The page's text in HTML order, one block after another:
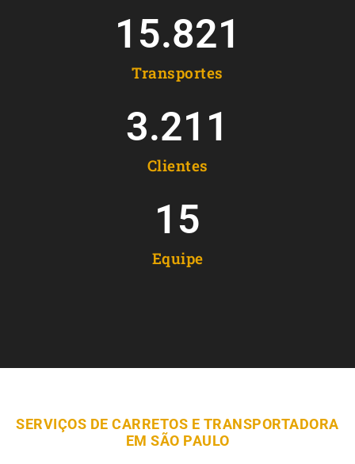
Transportes
15.821
Clientes
3.211
Equipe
15
SERVIÇOS DE CARRETOS E TRANSPORTADORA
EM SÃO PAULO